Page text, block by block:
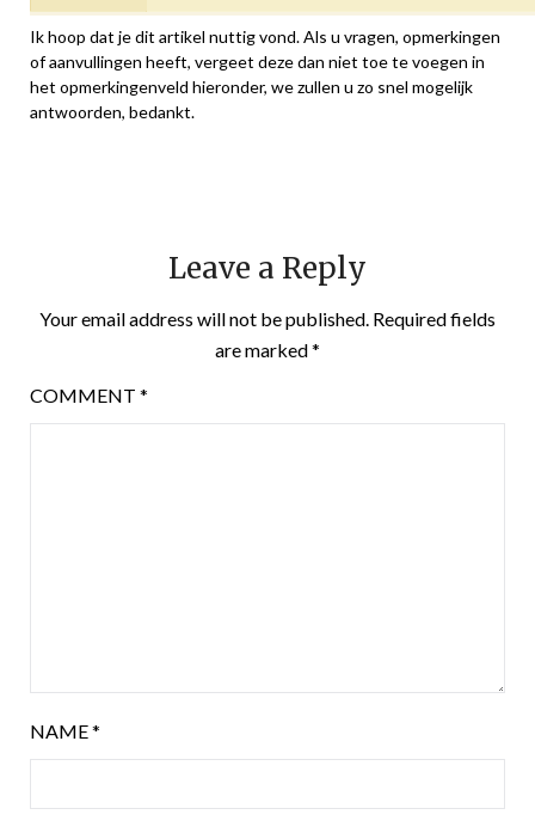
Ik hoop dat je dit artikel nuttig vond. Als u vragen, opmerkingen
of aanvullingen heeft, vergeet deze dan niet toe te voegen in
het opmerkingenveld hieronder, we zullen u zo snel mogelijk
antwoorden, bedankt.
Leave a Reply
Your email address will not be published. Required fields
are marked*
COMMENT *
NAME*